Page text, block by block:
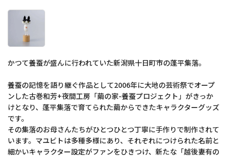
かつて養蚕が盛んに行われていた新潟県十日町市の蓬平集落。
養蚕の記憶を語り継ぐ作品として2006年に大地の芸術祭でオープ
ンした古巻和芳+夜間工房「繭の家-養蚕プロジェクト」がきっか
けとなり、蓬平集落で育てられた繭からできたキャラクターグッズ
です。
その集落のお母さんたちがひとつひとつ丁寧に手作りで制作されて
います。マユビトは多種多様にあり、それぞれにつけられた名前と
細かいキャラクター設定がファンをひきつけ、新たな「越後妻有の